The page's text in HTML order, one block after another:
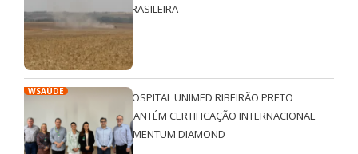
BRASILEIRA
WSAÚDE
HOSPITAL UNIMED RIBEIRÃO PRETO
MANTÉM CERTIFICAÇÃO INTERNACIONAL
QMENTUM DIAMOND